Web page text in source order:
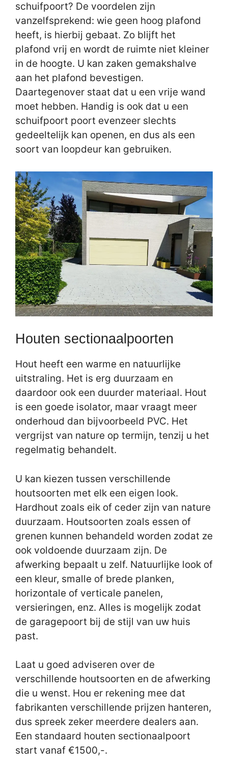
schuifpoort? De voordelen zijn
vanzelfsprekend: wie geen hoog plafond
heeft, is hierbij gebaat. Zo blijft het
plafond vrij en wordt de ruimte niet kleiner
in de hoogte. U kan zaken gemakshalve
aan het plafond bevestigen.
Daartegenover staat dat u een vrije wand
moet hebben. Handig is ook dat u een
schuifpoort poort evenzeer slechts
gedeeltelijk kan openen, en dus als een
soort van loopdeur kan gebruiken.
Houten sectionaalpoorten
Hout heeft een warme en natuurlijke
uitstraling. Het is erg duurzaam en
daardoor ook een duurder materiaal. Hout
is een goede isolator, maar vraagt meer
onderhoud dan bijvoorbeeld PVC. Het
vergrijst van nature op termijn, tenzij u het
regelmatig behandelt.
U kan kiezen tussen verschillende
houtsoorten met elk een eigen look.
Hardhout zoals eik of ceder zijn van nature
duurzaam. Houtsoorten zoals essen of
grenen kunnen behandeld worden zodat ze
ook voldoende duurzaam zijn. De
afwerking bepaalt u zelf. Natuurlijke look of
een kleur, smalle of brede planken,
horizontale of verticale panelen,
versieringen, enz. Alles is mogelijk zodat
de garagepoort bij de stijl van uw huis
past.
Laat u goed adviseren over de
verschillende houtsoorten en de afwerking
die u wenst. Hou er rekening mee dat
fabrikanten verschillende prijzen hanteren,
dus spreek zeker meerdere dealers aan.
Een standaard houten sectionaalpoort
start vanaf €1500,-.